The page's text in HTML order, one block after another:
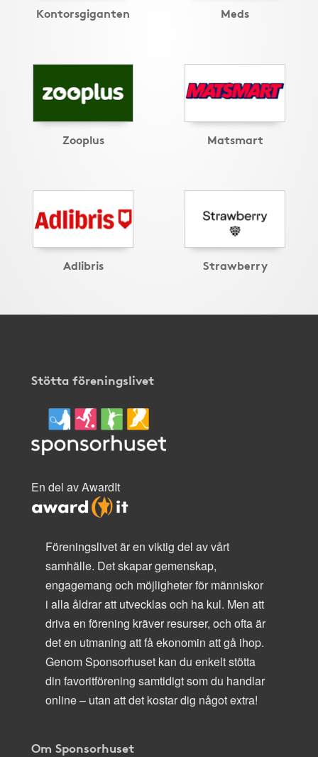
Kontorsgiganten Meds
Zooplus Matsmart
Adlibris Strawberry
Stötta föreningslivet
En del av AwardIt
Föreningslivet är en viktig del av vårt
samhälle. Det skapar gemenskap,
engagemang och möjligheter för människor
i alla åldrar att utvecklas och ha kul. Men att
driva en förening kräver resurser, och ofta är
det en utmaning att få ekonomin att gå ihop.
Genom Sponsorhuset kan du enkelt stötta
din favoritförening samtidigt som du handlar
online – utan att det kostar dig något extra!
Om Sponsorhuset